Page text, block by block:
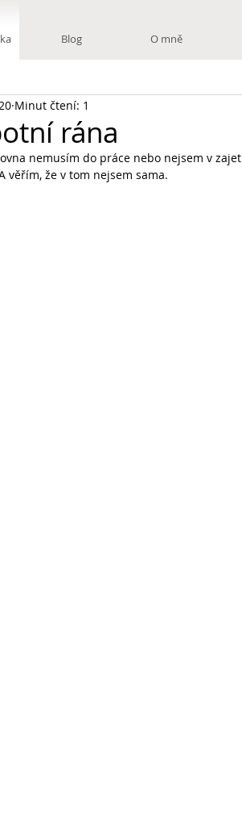
Blog O mně
rána
Minut čtení: 1
nemusím do práce nebo nejsem v
věřím, že v tom nejsem sama.